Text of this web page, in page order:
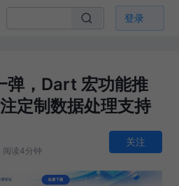
登录
弹，Dart 宏功能推
定制数据处理支持
阅读4分钟
关注